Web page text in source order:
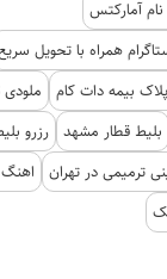
آمارکتس
همراه با تحویل
بیمه دات کام
ملودی 98
بلیط قطار مشهد رزرو
ترمیمی در تهران